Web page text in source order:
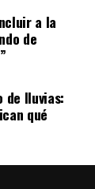
a la
de
de lluvias:
qué